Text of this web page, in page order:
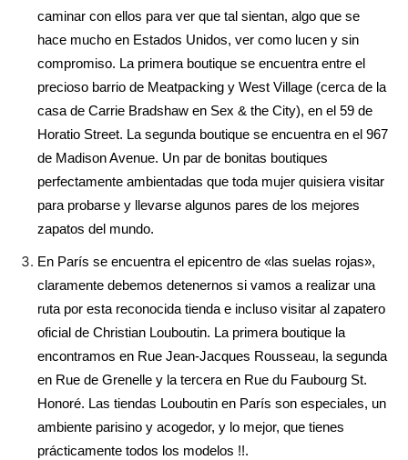
caminar con ellos para ver que tal sientan, algo que se
hace mucho en Estados Unidos, ver como lucen y sin
compromiso. La primera boutique se encuentra entre el
precioso barrio de Meatpacking y West Village (cerca de la
casa de Carrie Bradshaw en Sex & the City), en el 59 de
Horatio Street. La segunda boutique se encuentra en el 967
de Madison Avenue. Un par de bonitas boutiques
perfectamente ambientadas que toda mujer quisiera visitar
para probarse y llevarse algunos pares de los mejores
zapatos del mundo.
En París se encuentra el epicentro de «las suelas rojas»,
claramente debemos detenernos si vamos a realizar una
ruta por esta reconocida tienda e incluso visitar al zapatero
oficial de Christian Louboutin. La primera boutique la
encontramos en Rue Jean-Jacques Rousseau, la segunda
en Rue de Grenelle y la tercera en Rue du Faubourg St.
Honoré. Las tiendas Louboutin en París son especiales, un
ambiente parisino y acogedor, y lo mejor, que tienes
prácticamente todos los modelos !!.